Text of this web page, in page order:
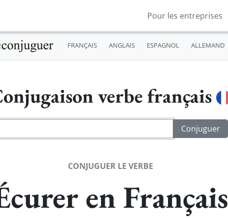
Pour les entreprises
FRANÇAIS ANGLAIS ESPAGNOL ALLEMAND
verbe français
CONJUGUER LE VERBE
en Français